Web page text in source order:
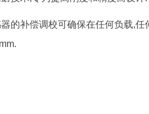
的补偿调校可确保在任何负载,任